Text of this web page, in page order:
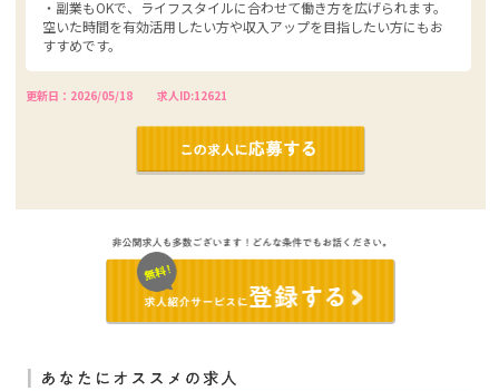
・副業もOKで、ライフスタイルに合わせて働き方を広げられます。
空いた時間を有効活用したい方や収入アップを目指したい方にもお
すすめです。
更新日：2026/05/18 求人ID:12621